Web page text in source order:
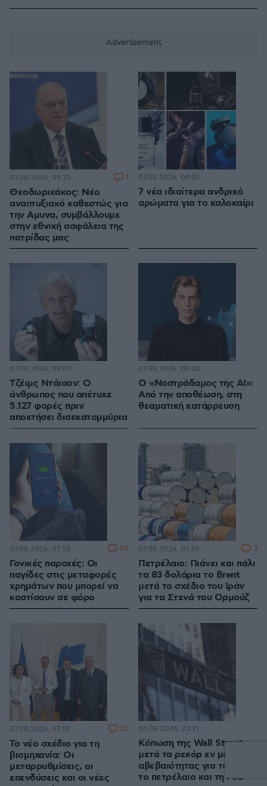
Θεοδωρικάκος: Νέο
αναπτυξιακό καθεστώς για
την Αμυνα, συμβάλλουμε
στην εθνική ασφάλεια της
πατρίδας μας
07.08.2026, 09:32 1
7 νέα ιδιαίτερα ανδρικά
αρώματα για το καλοκαίρι
07.08.2026, 09:01
Τζέιμς Ντάισον: Ο
άνθρωπος που απέτυχε
5.127 φορές πριν
αποκτήσει δισεκατομμύρια
07.08.2026, 09:00
Ο «Νοστράδαμος της AI»:
Από την αποθέωση, στη
θεαματική κατάρρευση
07.08.2026, 09:00
Γονικές παροχές: Οι
παγίδες στις μεταφορές
χρημάτων που μπορεί να
κοστίσουν σε φόρο
07.08.2026, 07:58 85
Πετρέλαιο: Πιάνει και πάλι
τα 83 δολάρια το Brent
μετά το σχέδιο του Ιράν
για τα Στενά του Ορμούζ
07.08.2026, 07:39 3
Το νέο σχέδιο για τη
βιομηχανία: Οι
μεταρρυθμίσεις, οι
επενδύσεις και οι νέες
07.08.2026, 07:19 22
Κόπωση της Wall Street
μετά τα ρεκόρ εν μέσω
αβεβαιότητας για το Ιράν,
το πετρέλαιο και τη Fed
06.08.2026, 23:21